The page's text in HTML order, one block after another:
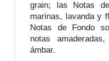
grain; las Notas
marinas, lavanda y
Notas de Fondo
notas
ámbar.